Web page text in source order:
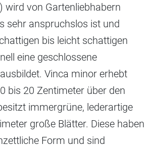
wird von Gartenliebhabern
sehr anspruchslos ist und
bis leicht schattigen
eine geschlossene
Vinca minor erhebt
bis 20 Zentimeter über den
immergrüne, lederartige
große Blätter. Diese haben
Form und sind